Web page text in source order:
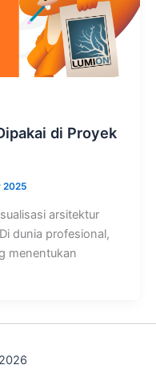
di Proyek
2025
arsitektur
dunia profesional,
menentukan